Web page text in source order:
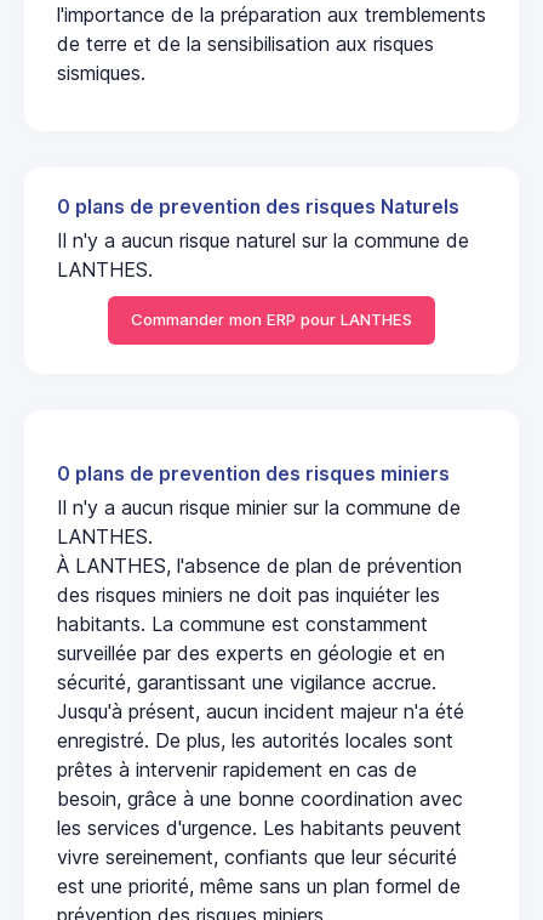
l'importance de la préparation aux tremblements
de terre et de la sensibilisation aux risques
sismiques.
0 plans de prevention des risques Naturels
Il n'y a aucun risque naturel sur la commune de
LANTHES.
Commander mon ERP pour LANTHES
0 plans de prevention des risques miniers
Il n'y a aucun risque minier sur la commune de
LANTHES.
À LANTHES, l'absence de plan de prévention
des risques miniers ne doit pas inquiéter les
habitants. La commune est constamment
surveillée par des experts en géologie et en
sécurité, garantissant une vigilance accrue.
Jusqu'à présent, aucun incident majeur n'a été
enregistré. De plus, les autorités locales sont
prêtes à intervenir rapidement en cas de
besoin, grâce à une bonne coordination avec
les services d'urgence. Les habitants peuvent
vivre sereinement, confiants que leur sécurité
est une priorité, même sans un plan formel de
prévention des risques miniers.